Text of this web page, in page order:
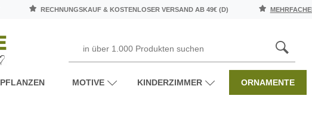
RECHNUNGSKAUF & KOSTENLOSER VERSAND AB 49€ (D)
PFLANZEN MOTIVE KINDERZIMMER ORNAMENTE